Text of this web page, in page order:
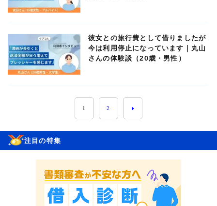
彼女との旅行費として借りましたが
今は利用停止になっています｜丸山
さんの体験談（20歳・男性）
1 2
注目の特集